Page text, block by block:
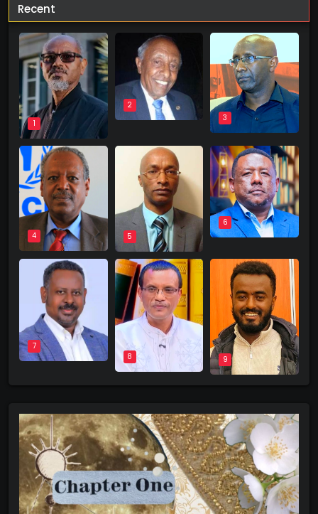
Recent
1
2
3
4 5
6
7
8
9